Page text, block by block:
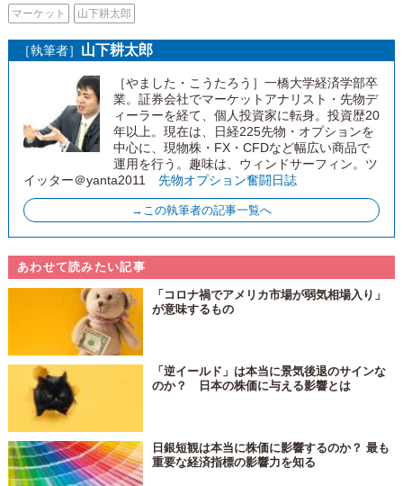
マーケット 山下耕太郎
［執筆者］ 山下耕太郎
［やました・こうたろう］一橋大学経済学部卒
業。証券会社でマーケットアナリスト・先物デ
ィーラーを経て、個人投資家に転身。投資歴20
年以上。現在は、日経225先物・オプションを
中心に、現物株・FX・CFDなど幅広い商品で
運用を行う。趣味は、ウィンドサーフィン。ツ
イッター＠yanta2011 先物オプション奮闘日誌
→この執筆者の記事一覧へ
あわせて読みたい記事
「コロナ禍でアメリカ市場が弱気相場入り」
が意味するもの
「逆イールド」は本当に景気後退のサインな
のか？ 日本の株価に与える影響とは
日銀短観は本当に株価に影響するのか？ 最も
重要な経済指標の影響力を知る